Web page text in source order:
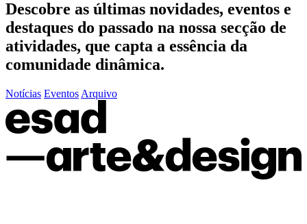
Descobre as últimas novidades, eventos e
destaques do passado na nossa secção de
atividades, que capta a essência da
comunidade dinâmica.
Notícias Eventos Arquivo